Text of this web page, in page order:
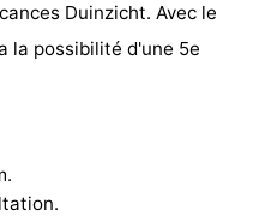
Duinzicht. Avec le
la possibilité d'une 5e